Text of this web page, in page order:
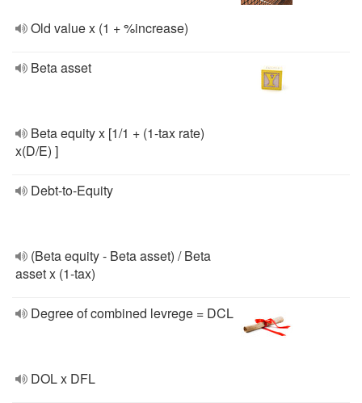
Old value x (1 + %increase)
Beta asset
Beta equity x [1/1 + (1-tax rate)
x(D/E) ]
Debt-to-Equity
(Beta equity - Beta asset) / Beta
asset x (1-tax)
Degree of combined levrege = DCL
DOL x DFL